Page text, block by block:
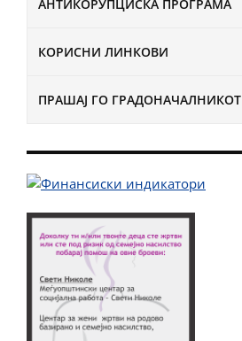
АНТИКОРУПЦИСКА ПРОГРАМА
КОРИСНИ ЛИНКОВИ
ПРАШАЈ ГО ГРАДОНАЧАЛНИКОТ